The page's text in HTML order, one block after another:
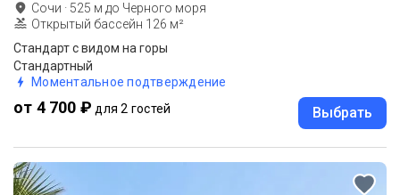
Сочи · 525 м до Черного моря
Открытый бассейн 126 м²
Стандарт с видом на горы
Стандартный
Моментальное подтверждение
от 4 700 ₽ для 2 гостей Выбрать